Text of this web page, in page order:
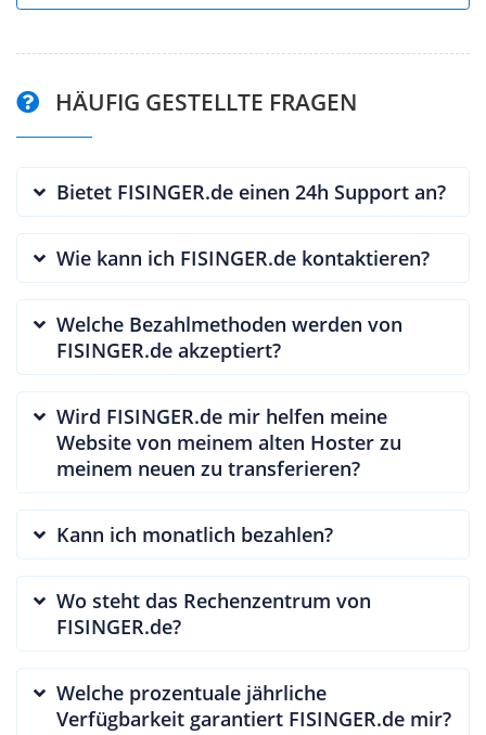
HÄUFIG GESTELLTE FRAGEN
Bietet FISINGER.de einen 24h Support an?
Wie kann ich FISINGER.de kontaktieren?
Welche Bezahlmethoden werden von
FISINGER.de akzeptiert?
Wird FISINGER.de mir helfen meine
Website von meinem alten Hoster zu
meinem neuen zu transferieren?
Kann ich monatlich bezahlen?
Wo steht das Rechenzentrum von
FISINGER.de?
Welche prozentuale jährliche
Verfügbarkeit garantiert FISINGER.de mir?